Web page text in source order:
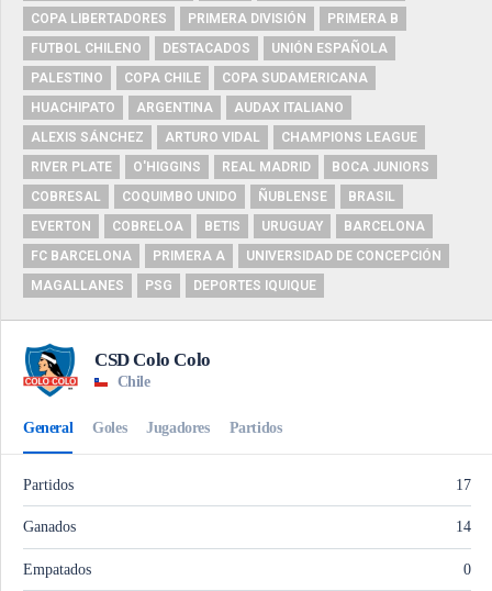
COPA LIBERTADORES
PRIMERA DIVISIÓN
PRIMERA B
FUTBOL CHILENO
DESTACADOS
UNIÓN ESPAÑOLA
PALESTINO
COPA CHILE
COPA SUDAMERICANA
HUACHIPATO
ARGENTINA
AUDAX ITALIANO
ALEXIS SÁNCHEZ
ARTURO VIDAL
CHAMPIONS LEAGUE
RIVER PLATE
O'HIGGINS REAL MADRID
BOCA JUNIORS
COBRESAL
COQUIMBO UNIDO ÑUBLENSE
BRASIL
EVERTON
COBRELOA BETIS URUGUAY
BARCELONA
FC BARCELONA
PRIMERA A
UNIVERSIDAD DE CONCEPCIÓN
MAGALLANES
PSG DEPORTES IQUIQUE